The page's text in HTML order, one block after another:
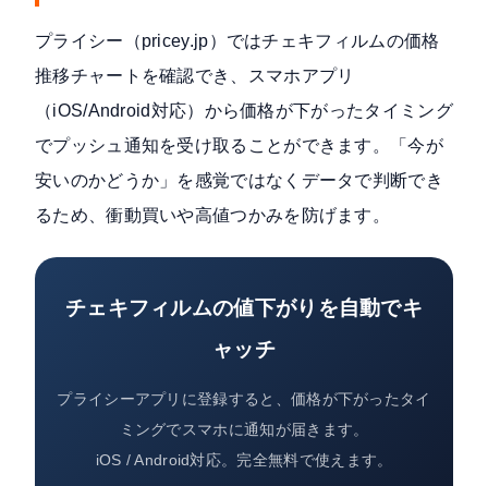
プライシー（pricey.jp）ではチェキフィルムの価格
推移チャートを確認でき、スマホアプリ
（iOS/Android対応）から価格が下がったタイミング
でプッシュ通知を受け取ることができます。「今が
安いのかどうか」を感覚ではなくデータで判断でき
るため、衝動買いや高値つかみを防げます。
チェキフィルムの値下がりを自動でキ
ャッチ
プライシーアプリに登録すると、価格が下がったタイ
ミングでスマホに通知が届きます。
iOS / Android対応。完全無料で使えます。